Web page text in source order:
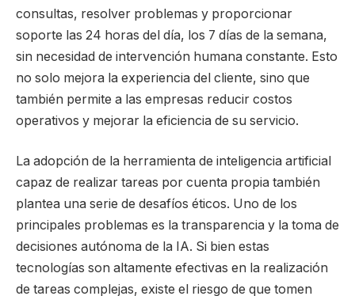
consultas, resolver problemas y proporcionar
soporte las 24 horas del día, los 7 días de la semana,
sin necesidad de intervención humana constante. Esto
no solo mejora la experiencia del cliente, sino que
también permite a las empresas reducir costos
operativos y mejorar la eficiencia de su servicio.
La adopción de la herramienta de inteligencia artificial
capaz de realizar tareas por cuenta propia también
plantea una serie de desafíos éticos. Uno de los
principales problemas es la transparencia y la toma de
decisiones autónoma de la IA. Si bien estas
tecnologías son altamente efectivas en la realización
de tareas complejas, existe el riesgo de que tomen